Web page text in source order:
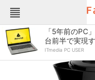
Fav-Logカテゴリー一覧
TOP
インテリア・収納
「5年前のPC
台前半で実現
ITmedia PC USER